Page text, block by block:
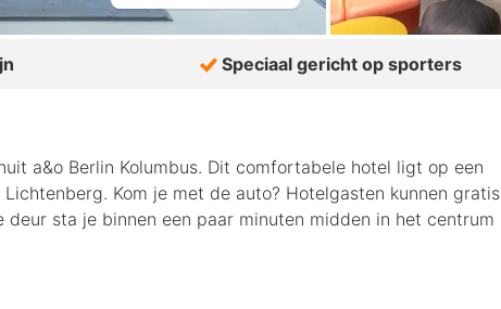
Speciaal gericht op sporters
a&o Berlin Kolumbus. Dit comfortabele hotel ligt op een
Kom je met de auto? Hotelgasten kunnen gratis
sta je binnen een paar minuten midden in het centrum